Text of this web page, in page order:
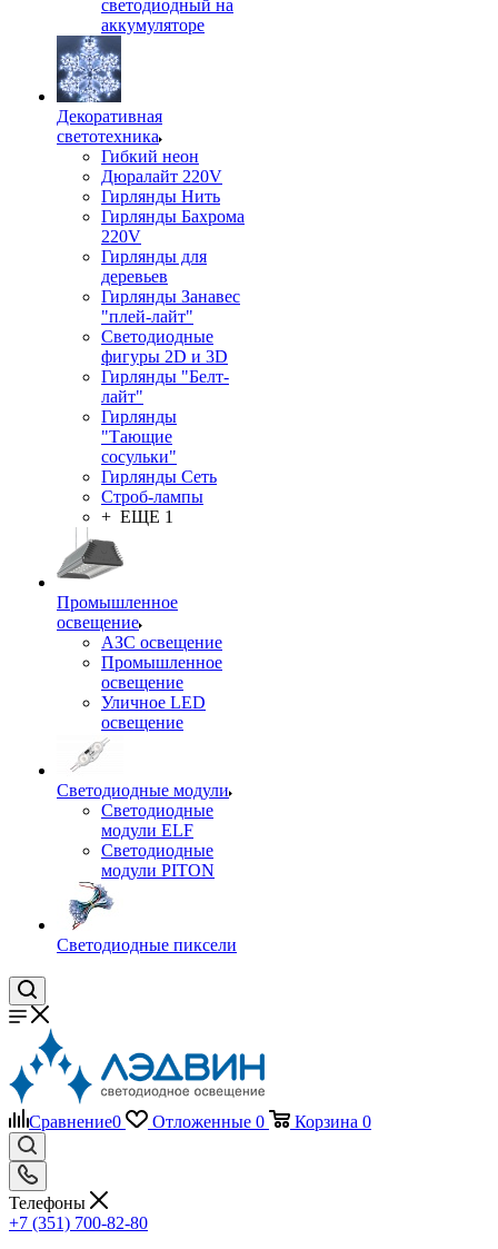
светодиодный на
аккумуляторе
Декоративная
светотехника
Гибкий неон
Дюралайт 220V
Гирлянды Нить
Гирлянды Бахрома
220V
Гирлянды для
деревьев
Гирлянды Занавес
"плей-лайт"
Светодиодные
фигуры 2D и 3D
Гирлянды "Белт-
лайт"
Гирлянды
"Тающие
сосульки"
Гирлянды Сеть
Строб-лампы
+ ЕЩЕ 1
Промышленное
освещение
АЗС освещение
Промышленное
освещение
Уличное LED
освещение
Светодиодные модули
Светодиодные
модули ELF
Светодиодные
модули PITON
Светодиодные пиксели
Сравнение0 Отложенные 0 Корзина 0
Телефоны
+7 (351) 700-82-80